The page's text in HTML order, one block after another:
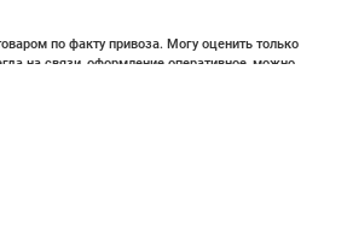
по факту привоза. Могу оценить только
на связи, оформление оперативное, можно